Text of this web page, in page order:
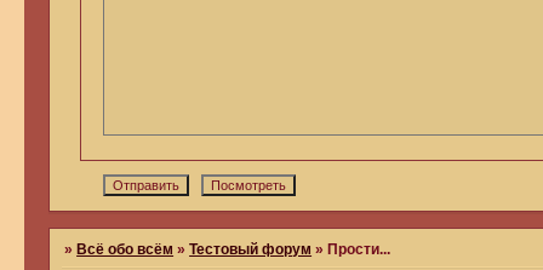
»Всё обо всём »Тестовый форум »Прости...